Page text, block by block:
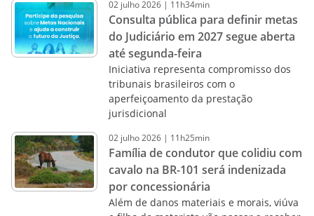
02 julho2026 | 11h34min
Consulta pública para definir metas
do Judiciário em 2027 segue aberta
até segunda-feira
Iniciativa representa compromisso dos
tribunais brasileiros com o
aperfeiçoamento da prestação
jurisdicional
02 julho2026 | 11h25min
Família de condutor que colidiu com
cavalo na BR-101 será indenizada
por concessionária
Além de danos materiais e morais, viúva